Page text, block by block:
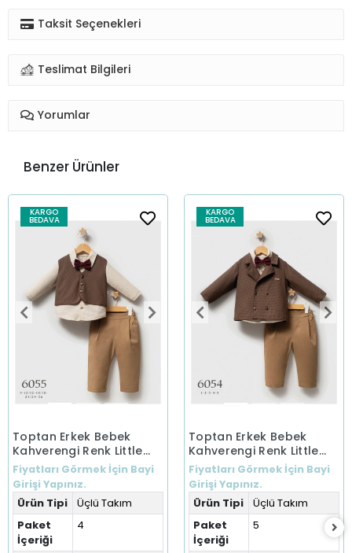
Taksit Seçenekleri
Teslimat Bilgileri
Yorumlar
Benzer Ürünler
KARGO
BEDAVA
Toptan Erkek Bebek
Kahverengi Renk Little
Secrets Kışlık Üçlü Takım
(9-36 Ay)
Fiyatları Görmek İçin Bayi
Girişi Yapınız.
Ürün Tipi
Üçlü Takım
Paket
İçeriği
4
KARGO
BEDAVA
Toptan Erkek Bebek
Kahverengi Renk Little
Secrets Kışlık Üçlü Takım
(1-5 Yaş)
Fiyatları Görmek İçin Bayi
Girişi Yapınız.
Ürün Tipi
Üçlü Takım
Paket
İçeriği
5